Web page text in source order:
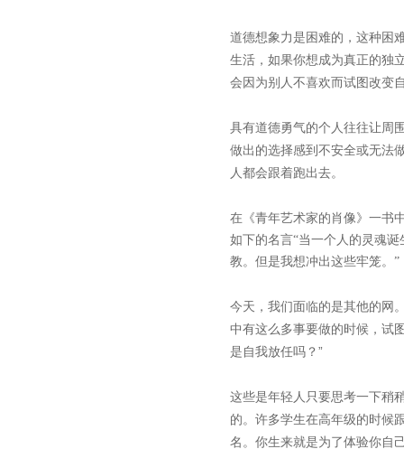
道德想象力是困难的，这种困
生活，如果你想成为真正的独
会因为别人不喜欢而试图改变
具有道德勇气的个人往往让周
做出的选择感到不安全或无法
人都会跟着跑出去。
在《青年艺术家的肖像》一书
如下的名言“当一个人的灵魂
教。但是我想冲出这些牢笼。”
今天，我们面临的是其他的网
中有这么多事要做的时候，试
是自我放任吗？”
这些是年轻人只要思考一下稍
的。许多学生在高年级的时候
名。你生来就是为了体验你自